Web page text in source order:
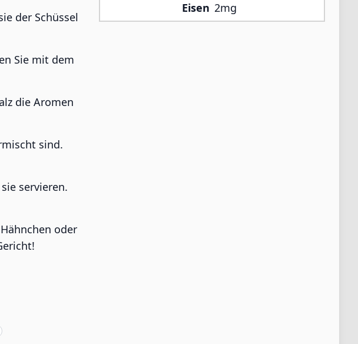
der Schüssel
Sie mit dem
die Aromen
sind.
servieren.
oder
Eisen 2mg